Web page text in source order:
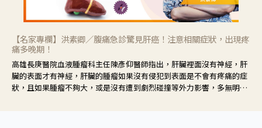
【名家專欄】洪素卿／腹痛急診驚見肝癌！注意相關症狀，出現疼
痛多晚期！
高雄長庚醫院血液腫瘤科主任陳彥仰醫師指出，肝臟裡面沒有神經，肝
臟的表面才有神經，肝臟的腫瘤如果沒有侵犯到表面是不會有疼痛的症
狀，且如果腫瘤不夠大，或是沒有遭到劇烈碰撞等外力影響，多無明顯